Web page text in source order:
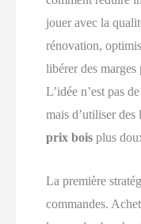
jouer avec la
rénovation,
libérer des marges
L’idée n’est pas
mais d’utiliser des
prix bois plus
La première
commandes.